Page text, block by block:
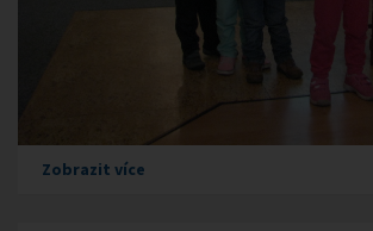
Zobrazit více